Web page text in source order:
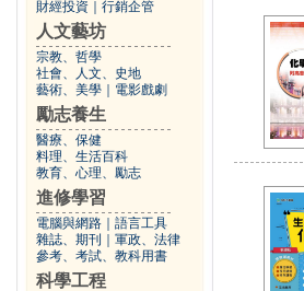
財經投資 行銷企管
人文藝坊
宗教、哲學
社會、人文、史地
藝術、美學
電影戲劇
勵志養生
醫療、保健
料理、生活百科
教育、心理、勵志
進修學習
電腦與網路
語言工具
雜誌、期刊
軍政、法律
參考、考試、教科用書
科學工程